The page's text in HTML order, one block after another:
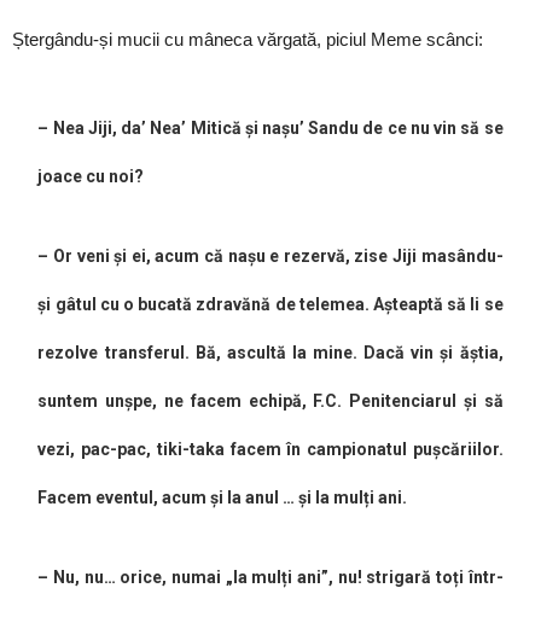
Ștergându-și mucii cu mâneca vărgată, piciul Meme scânci:
– Nea Jiji, da’ Nea’ Mitică și nașu’ Sandu de ce nu vin să se
joace cu noi?
– Or veni și ei, acum că nașu e rezervă, zise Jiji masându-
și gâtul cu o bucată zdravănă de telemea. Așteaptă să li se
rezolve transferul. Bă, ascultă la mine. Dacă vin și ăștia,
suntem unșpe, ne facem echipă, F.C. Penitenciarul și să
vezi, pac-pac, tiki-taka facem în campionatul pușcăriilor.
Facem eventul, acum și la anul … și la mulți ani.
– Nu, nu… orice, numai „la mulți ani”, nu! strigară toți într-